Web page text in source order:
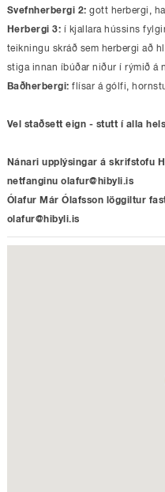
Svefnherbergi 2:gott herbergi,
Herbergi 3: í kjallara hússins
teikningu skráð sem herbergi að
stiga innan íbúðar niður í rýmið á
Baðherbergi:flísar á gólfi,
Vel staðsett eign - stutt í alla
Nánari upplýsingar á skrifstofu
netfanginuolafur@hibyli.is
Ólafur Már Ólafsson löggiltur
olafur@hibyli.is